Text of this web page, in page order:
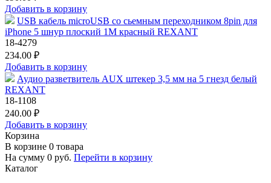
Добавить в корзину
USB кабель microUSB со сьемным переходником 8pin для
iPhone 5 шнур плоский 1М красный REXANT
18-4279
234.00 ₽
Добавить в корзину
Аудио разветвитель AUX штекер 3,5 мм на 5 гнезд белый
REXANT
18-1108
240.00 ₽
Добавить в корзину
Корзина
В корзине 0 товара
На сумму 0 руб. Перейти в корзину
Каталог